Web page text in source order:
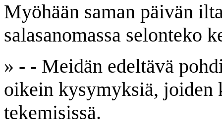
Myöhään saman päivän
salasanomassa selonteko
» - - Meidän edeltävä
oikein kysymyksiä, joiden
tekemisissä.